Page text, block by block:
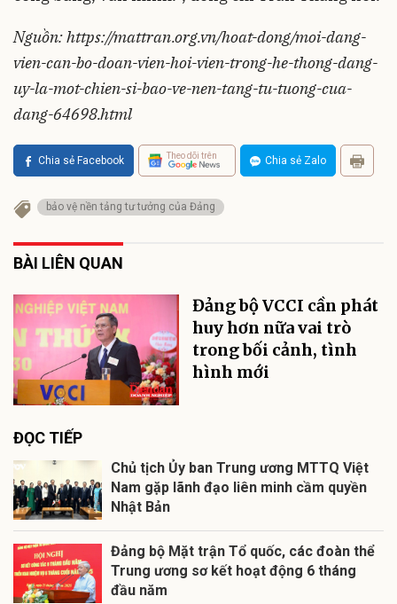
Nguồn:https://mattran.org.vn/hoat-dong/moi-dang-
vien-can-bo-doan-vien-hoi-vien-trong-he-thong-dang-
uy-la-mot-chien-si-bao-ve-nen-tang-tu-tuong-cua-
dang-64698.html
Chia sẻ Facebook Theo dõi trên Chia sẻ Zalo
bảo vệ nền tảng tư tưởng của Đảng
BÀI LIÊN QUAN
Đảng bộ VCCI cần phát
huy hơn nữa vai trò
trong bối cảnh, tình
hình mới
ĐỌC TIẾP
Chủ tịch Ủy ban Trung ương MTTQ Việt
Nam gặp lãnh đạo liên minh cầm quyền
Nhật Bản
Đảng bộ Mặt trận Tổ quốc, các đoàn thể
Trung ương sơ kết hoạt động 6 tháng
đầu năm